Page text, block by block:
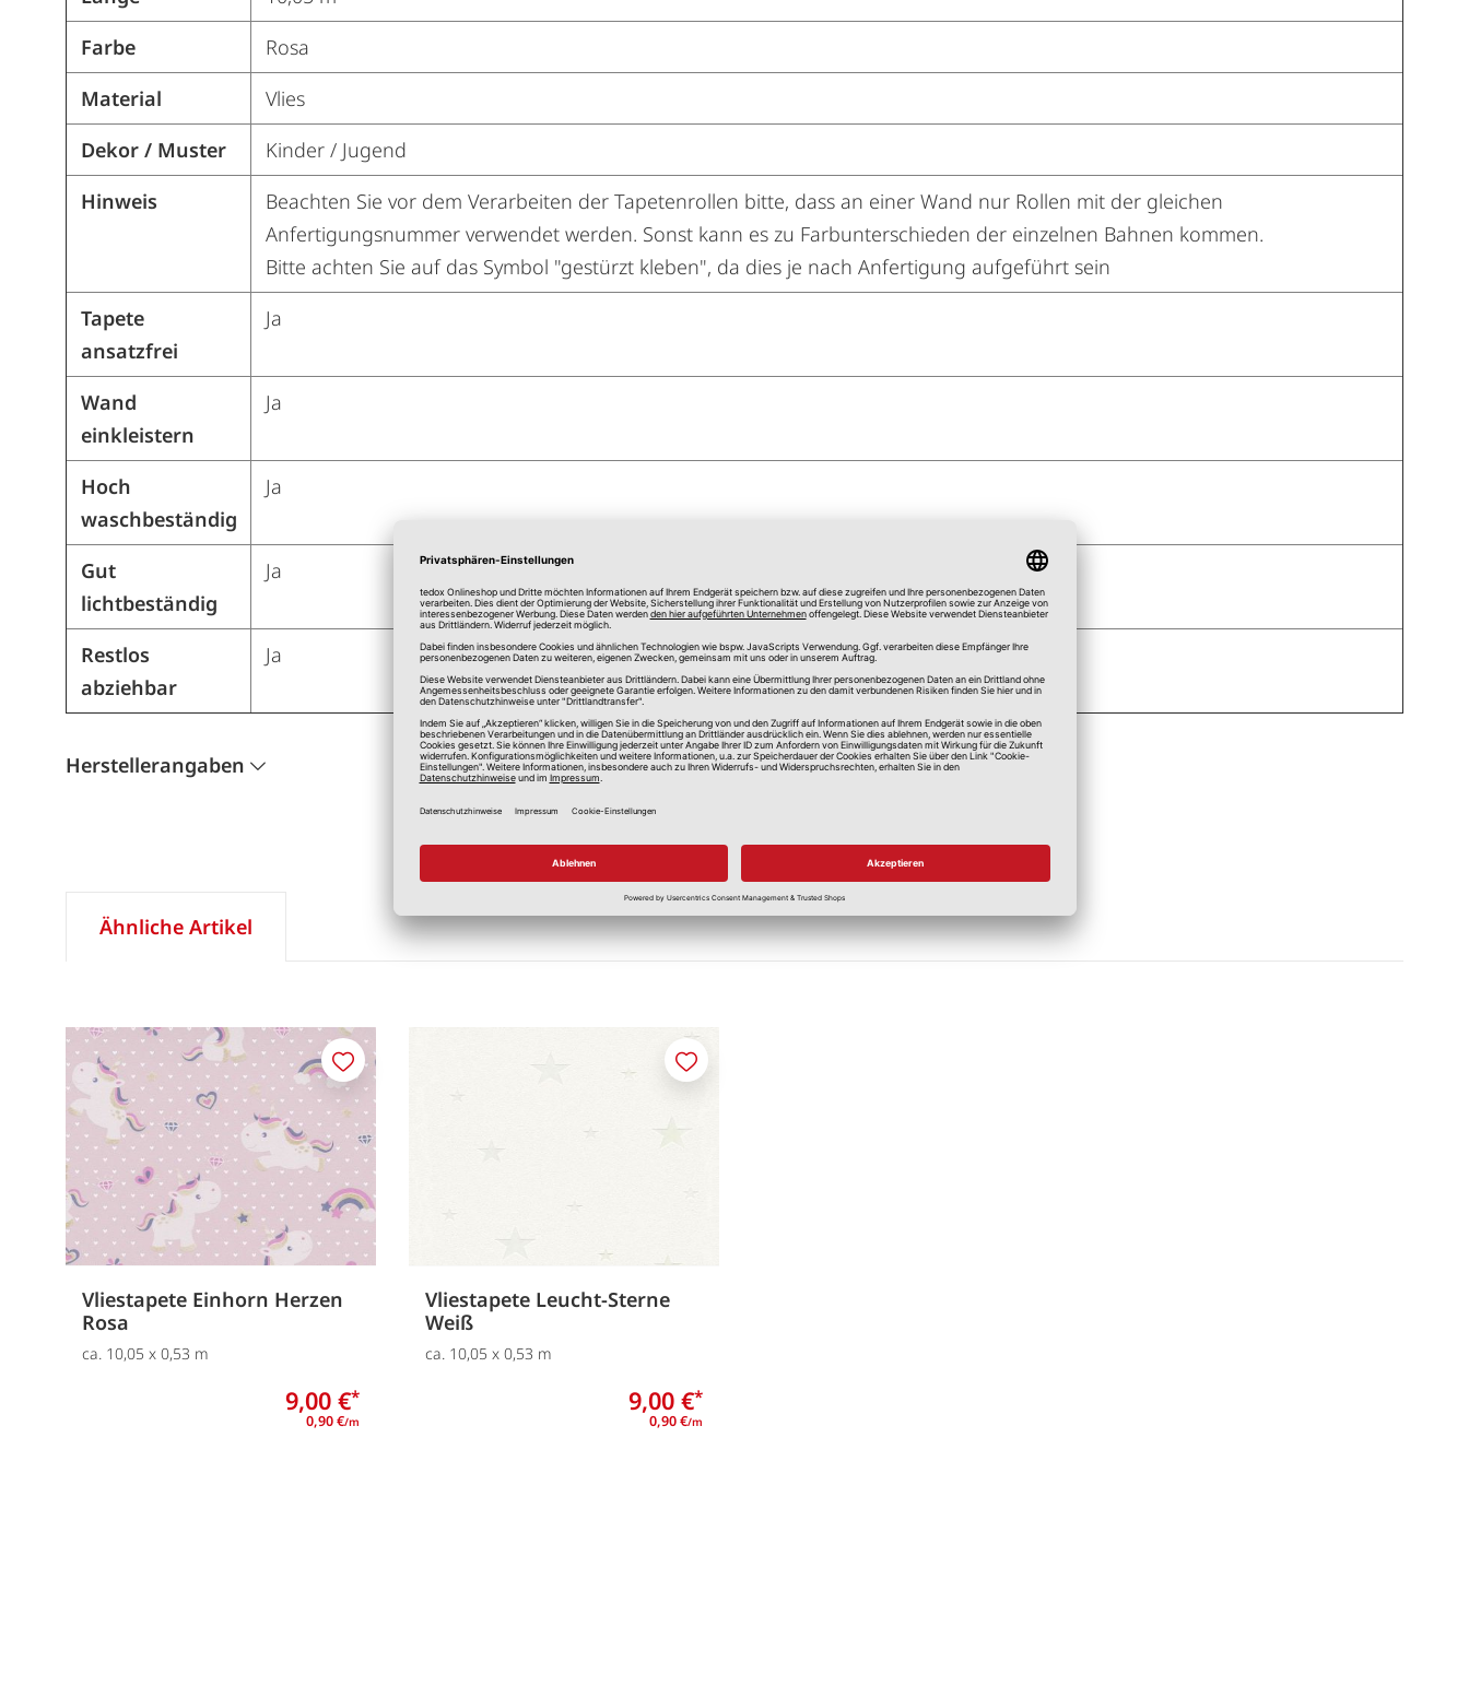
Farbe
Rosa
Material
Vlies
Dekor / Muster
Kinder / Jugend
Hinweis
Beachten Sie vor dem Verarbeiten der Tapetenrollen bitte, dass an einer Wand nur Rollen mit der gleichen
Anfertigungsnummer verwendet werden. Sonst kann es zu Farbunterschieden der einzelnen Bahnen kommen.
Bitte achten Sie auf das Symbol "gestürzt kleben", da dies je nach Anfertigung aufgeführt sein
Tapete
ansatzfrei
Ja
Wand
einkleistern
Ja
Hoch
waschbeständig
Ja
Gut
lichtbeständig
Ja
Restlos
abziehbar
Ja
Herstellerangaben
Ähnliche Artikel
Vliestapete Einhorn Herzen
Rosa
ca. 10,05 x 0,53 m
9,00 €*
0,90 €/m
Merken
Vliestapete Leucht-Sterne
Weiß
ca. 10,05 x 0,53 m
9,00 €*
0,90 €/m
Merken